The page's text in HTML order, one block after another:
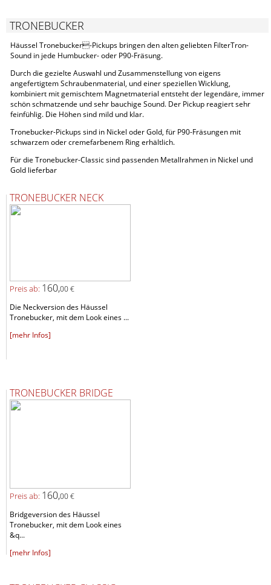
TRONEBUCKER
Häussel Tronebucker-Pickups bringen den alten geliebten FilterTron-
Sound in jede Humbucker- oder P90-Fräsung.
Durch die gezielte Auswahl und Zusammenstellung von eigens
angefertigtem Schraubenmaterial, und einer speziellen Wicklung,
kombiniert mit gemischtem Magnetmaterial entsteht der legendäre, immer
schön schmatzende und sehr bauchige Sound. Der Pickup reagiert sehr
feinfühlig. Die Höhen sind mild und klar.
Tronebucker-Pickups sind in Nickel oder Gold, für P90-Fräsungen mit
schwarzem oder cremefarbenem Ring erhältlich.
Für die Tronebucker-Classic sind passenden Metallrahmen in Nickel und
Gold lieferbar
TRONEBUCKER NECK
Preis ab: 160,00 €
Die Neckversion des Häussel
Tronebucker, mit dem Look eines ...
[mehr Infos]
TRONEBUCKER BRIDGE
Preis ab: 160,00 €
Bridgeversion des Häussel
Tronebucker, mit dem Look eines
&q...
[mehr Infos]